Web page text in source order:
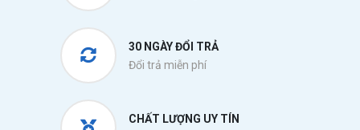
30 NGÀY ĐỔI TRẢ
Đổi trả miễn phí
CHẤT LƯỢNG UY TÍN